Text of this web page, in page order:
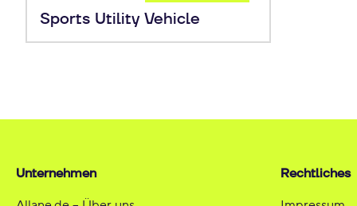
Sports Utility Vehicle
Unternehmen Rechtliches